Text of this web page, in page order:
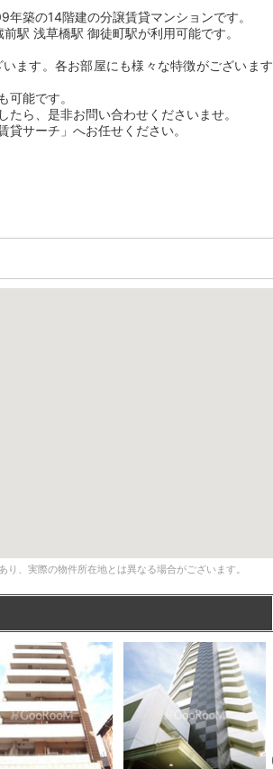
築の14階建の分譲賃貸マンションです。
駅 浅草橋駅 御徒町駅が利用可能です。
ます。各お部屋にも様々な特徴がございます
可能です。
ら、是非お問い合わせくださいませ。
サーチ」へお任せください。
、実際の物件所在地とは異なる場合がございます。